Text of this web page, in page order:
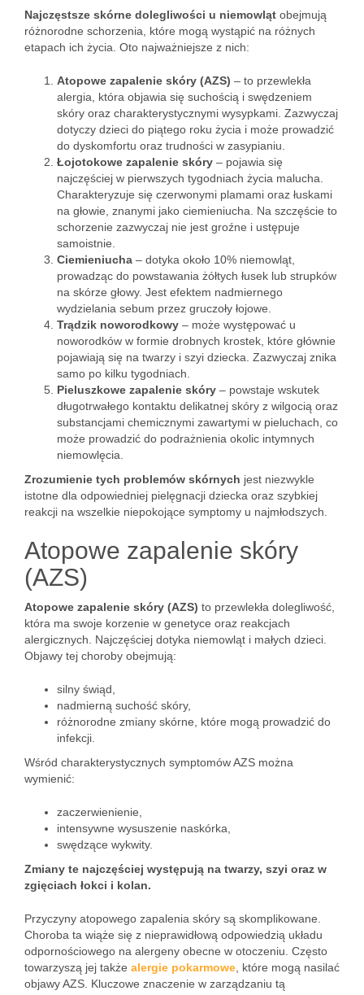
Najczęstsze skórne dolegliwości u niemowląt obejmują
różnorodne schorzenia, które mogą wystąpić na różnych
etapach ich życia. Oto najważniejsze z nich:
Atopowe zapalenie skóry (AZS) – to przewlekła
alergia, która objawia się suchością i swędzeniem
skóry oraz charakterystycznymi wysypkami. Zazwyczaj
dotyczy dzieci do piątego roku życia i może prowadzić
do dyskomfortu oraz trudności w zasypianiu.
Łojotokowe zapalenie skóry – pojawia się
najczęściej w pierwszych tygodniach życia malucha.
Charakteryzuje się czerwonymi plamami oraz łuskami
na głowie, znanymi jako ciemieniucha. Na szczęście to
schorzenie zazwyczaj nie jest groźne i ustępuje
samoistnie.
Ciemieniucha – dotyka około 10% niemowląt,
prowadząc do powstawania żółtych łusek lub strupków
na skórze głowy. Jest efektem nadmiernego
wydzielania sebum przez gruczoły łojowe.
Trądzik noworodkowy – może występować u
noworodków w formie drobnych krostek, które głównie
pojawiają się na twarzy i szyi dziecka. Zazwyczaj znika
samo po kilku tygodniach.
Pieluszkowe zapalenie skóry – powstaje wskutek
długotrwałego kontaktu delikatnej skóry z wilgocią oraz
substancjami chemicznymi zawartymi w pieluchach, co
może prowadzić do podrażnienia okolic intymnych
niemowlęcia.
Zrozumienie tych problemów skórnych jest niezwykle
istotne dla odpowiedniej pielęgnacji dziecka oraz szybkiej
reakcji na wszelkie niepokojące symptomy u najmłodszych.
Atopowe zapalenie skóry
(AZS)
Atopowe zapalenie skóry (AZS) to przewlekła dolegliwość,
która ma swoje korzenie w genetyce oraz reakcjach
alergicznych. Najczęściej dotyka niemowląt i małych dzieci.
Objawy tej choroby obejmują:
silny świąd,
nadmierną suchość skóry,
różnorodne zmiany skórne, które mogą prowadzić do
infekcji.
Wśród charakterystycznych symptomów AZS można
wymienić:
zaczerwienienie,
intensywne wysuszenie naskórka,
swędzące wykwity.
Zmiany te najczęściej występują na twarzy, szyi oraz w
zgięciach łokci i kolan.
Przyczyny atopowego zapalenia skóry są skomplikowane.
Choroba ta wiąże się z nieprawidłową odpowiedzią układu
odpornościowego na alergeny obecne w otoczeniu. Często
towarzyszą jej także alergie pokarmowe , które mogą nasilać
objawy AZS. Kluczowe znaczenie w zarządzaniu tą